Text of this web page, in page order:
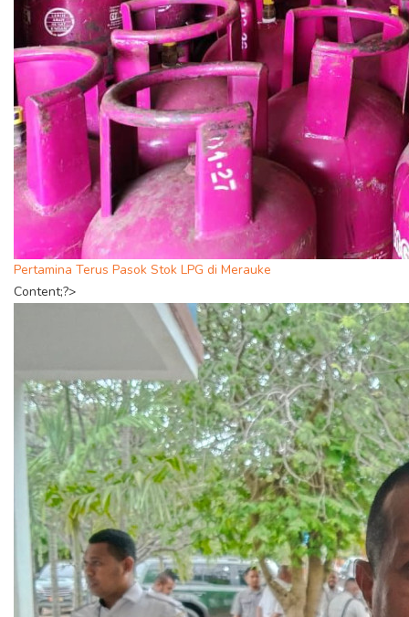
Pertamina Terus Pasok Stok LPG di Merauke
Content;?>